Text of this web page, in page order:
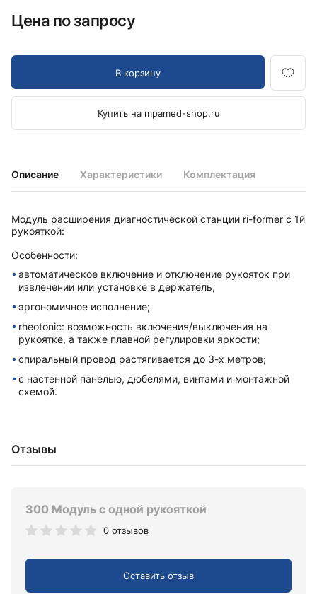
Описание Характеристики Комплектация
Модуль расширения диагностической станции ri-former с 1й
рукояткой:
Особенности:
автоматическое включение и отключение рукояток при
извлечении или установке в держатель;
эргономичное исполнение;
rheotonic: возможность включения/выключения на
рукоятке, а также плавной регулировки яркости;
спиральный провод растягивается до 3-х метров;
с настенной панелью, дюбелями, винтами и монтажной
схемой.
Отзывы
300 Модуль с одной рукояткой
0 отзывов
Оставить отзыв
Цена по запросу
В корзину
Купить на mpamed-shop.ru